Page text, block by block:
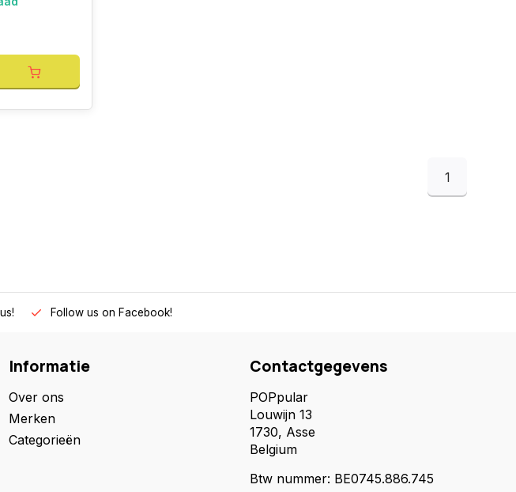
1
Follow us on Facebook!
Informatie
Over ons
Merken
Categorieën
Contactgegevens
POPpular
Louwijn 13
1730, Asse
Belgium
Btw nummer: BE0745.886.745